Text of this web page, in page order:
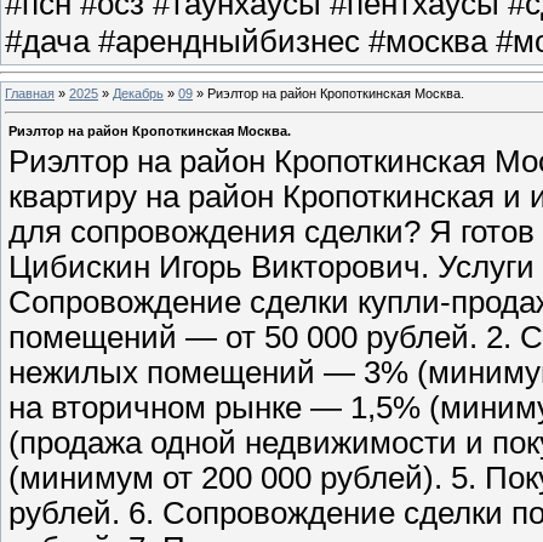
#дача #арендныйбизнес #москва
Главная » 2025 » Декабрь » 09 » Риэлтор на район Кропоткинская Москва.
Риэлтор на район Кропоткинская Москва.
Риэлтор на район Кропоткинская
квартиру на район Кропоткинская
для сопровождения сделки? Я
Цибискин Игорь Викторович.
Сопровождение сделки купли-
помещений — от 50 000 рублей. 2.
нежилых помещений — 3%
на вторичном рынке — 1,5%
(продажа одной недвижимости и
(минимум от 200 000 рублей). 5.
рублей. 6. Сопровождение сделки